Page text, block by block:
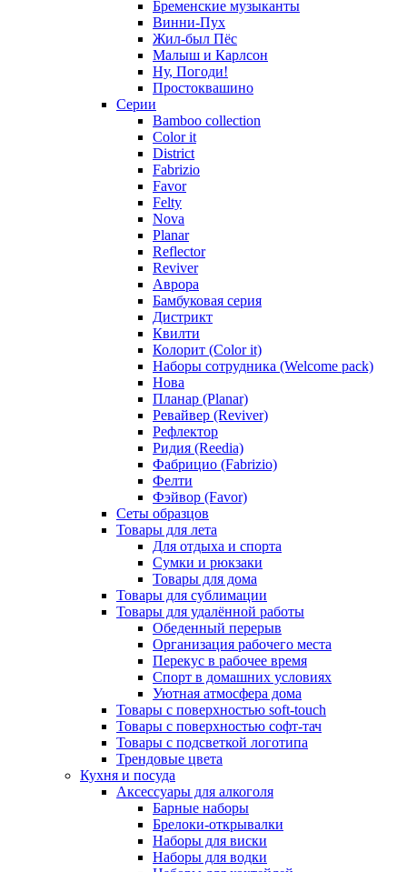
Бременские музыканты
Винни-Пух
Жил-был Пёс
Малыш и Карлсон
Ну, Погоди!
Простоквашино
Серии
Bamboo collection
Color it
District
Fabrizio
Favor
Felty
Nova
Planar
Reflector
Reviver
Аврора
Бамбуковая серия
Дистрикт
Квилти
Колорит (Color it)
Наборы сотрудника (Welcome pack)
Нова
Планар (Planar)
Ревайвер (Reviver)
Рефлектор
Ридия (Reedia)
Фабрицио (Fabrizio)
Фелти
Фэйвор (Favor)
Сеты образцов
Товары для лета
Для отдыха и спорта
Сумки и рюкзаки
Товары для дома
Товары для сублимации
Товары для удалённой работы
Обеденный перерыв
Организация рабочего места
Перекус в рабочее время
Спорт в домашних условиях
Уютная атмосфера дома
Товары с поверхностью soft-touch
Товары с поверхностью софт-тач
Товары с подсветкой логотипа
Трендовые цвета
Кухня и посуда
Аксессуары для алкоголя
Барные наборы
Брелоки-открывалки
Наборы для виски
Наборы для водки